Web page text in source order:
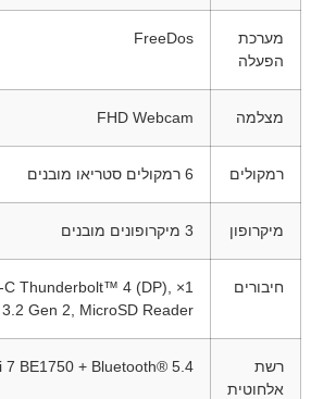
מערכת
הפעלה
FreeDos
מצלמה FHD Webcam
רמקולים ‎6 רמקולים סטריאו מובנים
מיקרופון ‎3 מיקרופונים מובנים
חיבורים
C Thunderbolt™ 4 (DP),
3.2 Gen 2, ‎MicroSD Reader
רשת
אלחוטית
BE1750 + Bluetooth® 5.4